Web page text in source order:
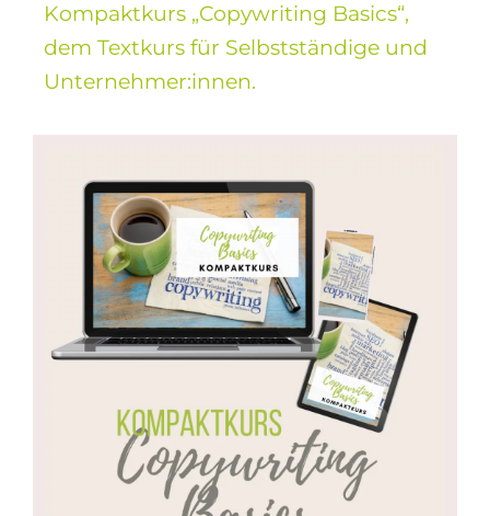
Kompaktkurs „Copywriting Basics“,
dem Textkurs für Selbstständige und
Unternehmer:innen.